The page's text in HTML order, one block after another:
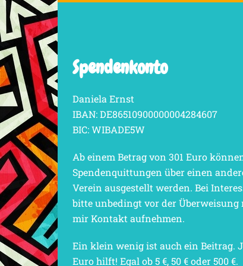
Spendenkonto
Daniela Ernst
IBAN: DE86510900000004284607
BIC: WIBADE5W
Ab einem Betrag von 301 Euro
Spendenquittungen über einen
Verein ausgestellt werden. Bei
bitte unbedingt vor der Überweisung
mir Kontakt aufnehmen.
Ein klein wenig ist auch ein Beitrag.
Euro hilft! Egal ob 5 €, 50 € oder 500 €.